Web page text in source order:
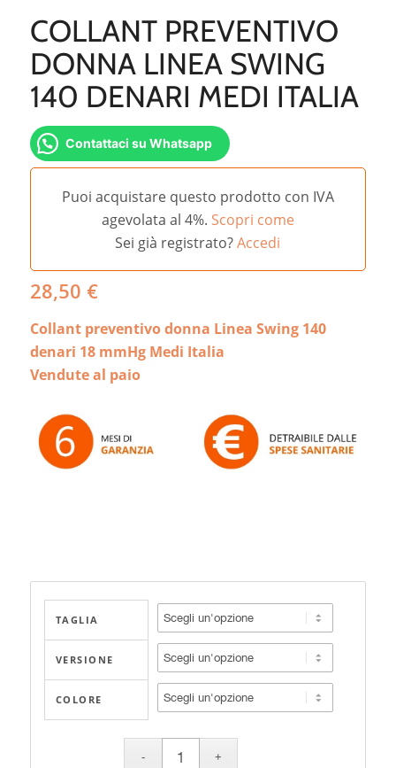
COLLANT PREVENTIVO
DONNA LINEA SWING
140 DENARI MEDI ITALIA
Contattaci su Whatsapp
Puoi acquistare questo prodotto con IVA
agevolata al 4%. Scopri come
Sei già registrato?Accedi
28,50 €
Collant preventivo donna Linea Swing 140
denari 18 mmHg Medi Italia
Vendute al paio
TAGLIA
VERSIONE
COLORE